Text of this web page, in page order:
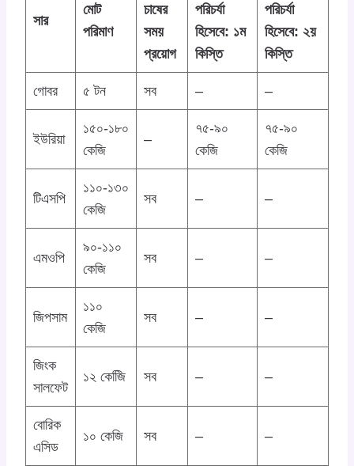
সার
মোট
পরিমাণ
চাষের
সময়
প্রয়োগ
পরিচর্যা
হিসেবে: ১ম
কিস্তি
পরিচর্যা
হিসেবে: ২য়
কিস্তি
গোবর ৫ টন সব – –
ইউরিয়া
১৫০-১৮০
কেজি
–
৭৫-৯০
কেজি
৭৫-৯০
কেজি
টিএসপি
১১০-১৩০
কেজি
সব – –
এমওপি
৯০-১১০
কেজি
সব – –
জিপসাম
১১০
কেজি
সব – –
জিংক
সালফেট
১২ কেজিি সব – –
বোরিক
এসিড
১০ কেজি সব – –